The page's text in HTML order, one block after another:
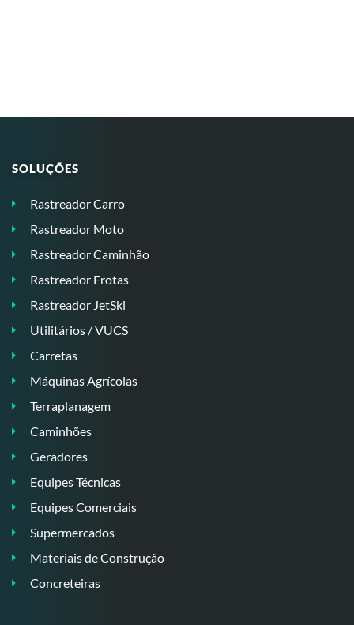
SOLUÇÕES
Rastreador Carro
Rastreador Moto
Rastreador Caminhão
Rastreador Frotas
Rastreador JetSki
Utilitários / VUCS
Carretas
Máquinas Agrícolas
Terraplanagem
Caminhões
Geradores
Equipes Técnicas
Equipes Comerciais
Supermercados
Materiais de Construção
Concreteiras